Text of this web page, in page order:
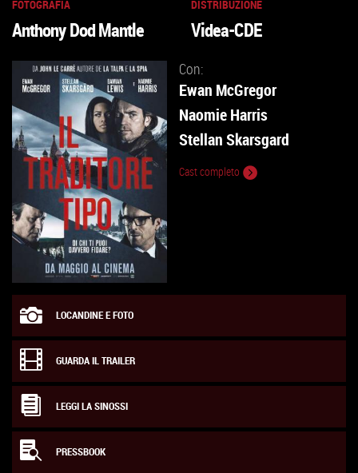
FOTOGRAFIA
Anthony Dod Mantle
DISTRIBUZIONE
Videa-CDE
Con:
Ewan McGregor
Naomie Harris
Stellan Skarsgard
Cast completo
LOCANDINE E FOTO
GUARDA IL TRAILER
LEGGI LA SINOSSI
PRESSBOOK